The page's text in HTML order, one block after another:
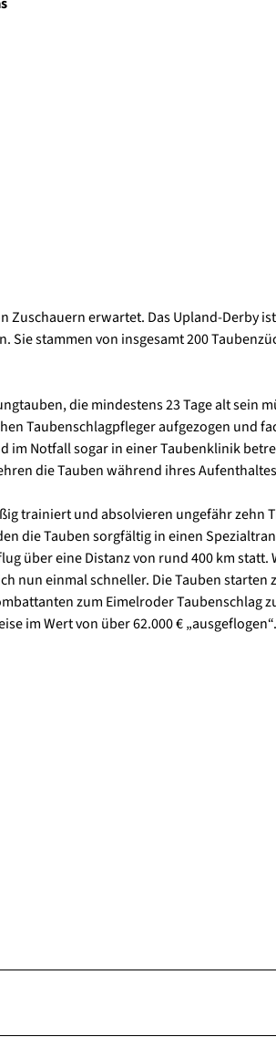
erwartet. Das Upland-Derby
Sie stammen von insgesamt 200
die mindestens 23 Tage alt sein
Taubenschlagpfleger aufgezogen und
Notfall sogar in einer Taubenklinik
die Tauben während ihres
trainiert und absolvieren ungefähr zehn
die Tauben sorgfältig in einen
über eine Distanz von rund 400 km statt.
nun einmal schneller. Die Tauben starten
zum Eimelroder Taubenschlag
im Wert von über 62.000 € „ausgeflogen“.